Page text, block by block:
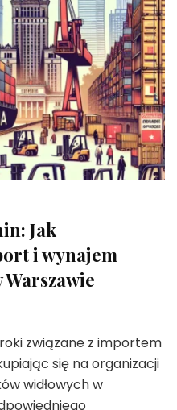
Jak
i wynajem
Warszawie
związane z importem
się na organizacji
widłowych w